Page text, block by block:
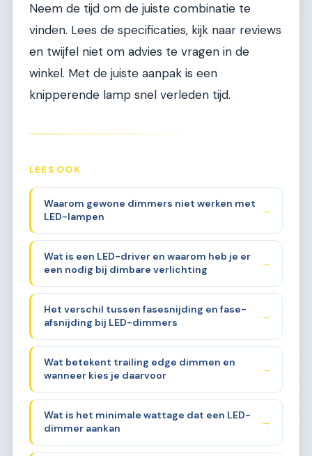
Neem de tijd om de juiste combinatie te
vinden. Lees de specificaties, kijk naar reviews
en twijfel niet om advies te vragen in de
winkel. Met de juiste aanpak is een
knipperende lamp snel verleden tijd.
LEES OOK
Waarom gewone dimmers niet werken met
LED-lampen
→
Wat is een LED-driver en waarom heb je er
een nodig bij dimbare verlichting
→
Het verschil tussen fasesnijding en fase-
afsnijding bij LED-dimmers
→
Wat betekent trailing edge dimmen en
wanneer kies je daarvoor
→
Wat is het minimale wattage dat een LED-
dimmer aankan
→